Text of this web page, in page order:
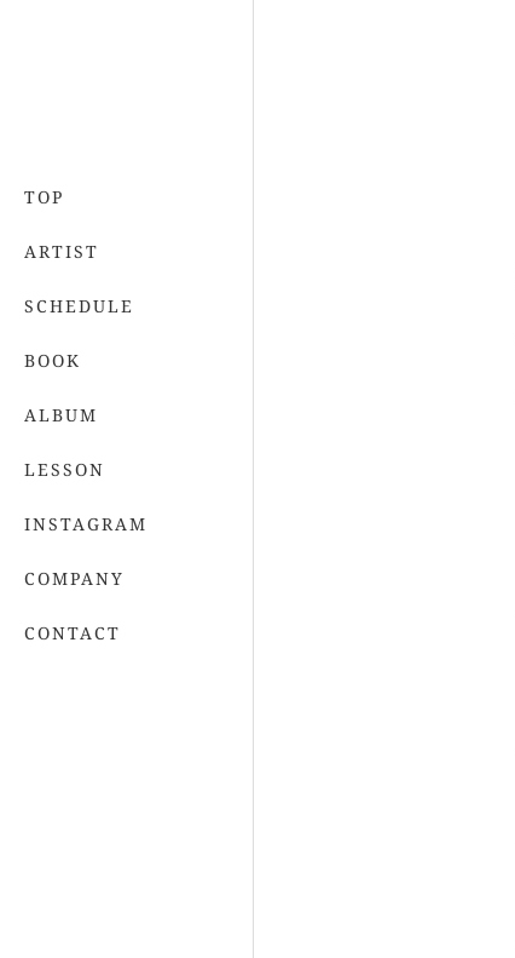
TOP
ARTIST
SCHEDULE
BOOK
ALBUM
LESSON
INSTAGRAM
COMPANY
CONTACT